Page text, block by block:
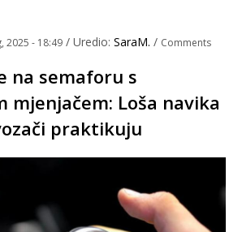
2025 - 18:49 / Uredio: SaraM. / Comments
na semaforu s
mjenjačem: Loša navika
praktikuju